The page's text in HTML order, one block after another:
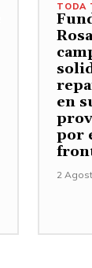
TODA
en
por
2